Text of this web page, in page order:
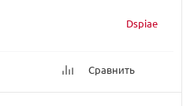
Dspiae
Сравнить